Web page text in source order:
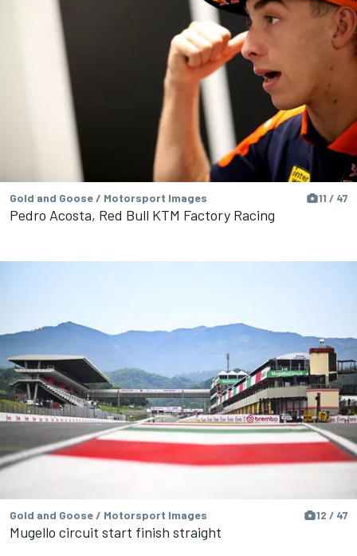
Gold and Goose / Motorsport Images 11 / 47
Pedro Acosta, Red Bull KTM Factory Racing
Gold and Goose / Motorsport Images 12 / 47
Mugello circuit start finish straight